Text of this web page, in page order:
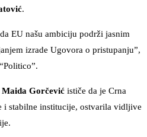
.
EU našu ambiciju podrži jasnim
izrade Ugovora o pristupanju”,
Maida Gorčević ističe da je Crna
i stabilne institucije, ostvarila vidljive